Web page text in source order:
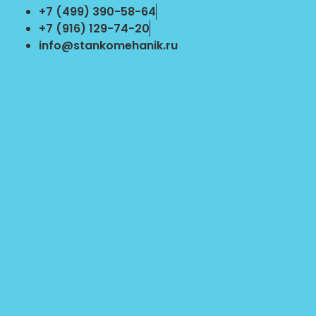
Перейти
содержимому
+7 (499) 390-58-64
+7 (916) 129-74-20
info@stankomehanik.ru